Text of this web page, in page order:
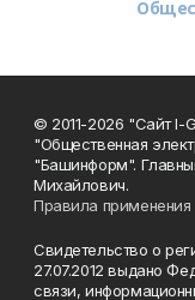
© 2011-2026 "Сайт I-
"Общественная
"Башинформ".
Михайлович.
Правила применения
Свидетельство о
27.07.2012 выдано
связи,